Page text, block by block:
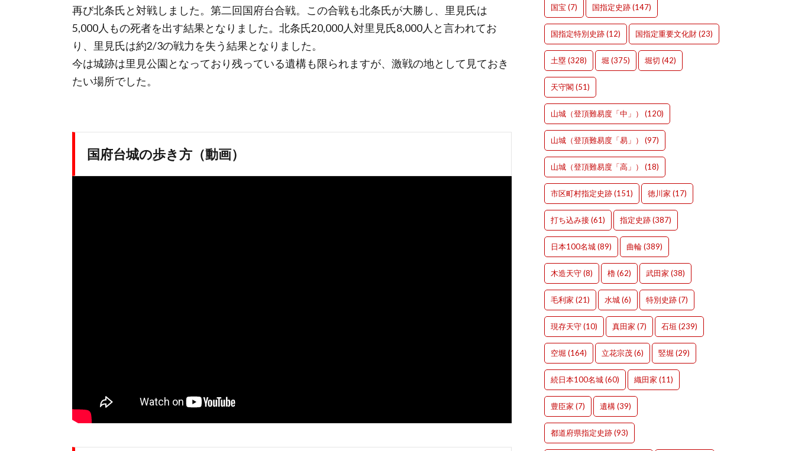
再び北条氏と対戦しました。第二回国府台合戦。この合戦も北条氏が大勝し、里見氏は
5,000人もの死者を出す結果となりました。北条氏20,000人対里見氏8,000人と言われてお
り、里見氏は約2/3の戦力を失う結果となりました。
今は城跡は里見公園となっており残っている遺構も限られますが、激戦の地として見ておき
たい場所でした。
国府台城の歩き方（動画）
国宝 (7) 国指定史跡(147)
国指定特別史跡(12) 国指定重要文化財(23)
土塁 (328) 堀 (375) 堀切 (42)
天守閣(51)
山城（登頂難易度「中」） (120)
山城（登頂難易度「易」） (97)
山城（登頂難易度「高」） (18)
市区町村指定史跡(151) 徳川家 (17)
打ち込み接(61) 指定史跡(387)
日本100名城(89) 曲輪(389)
木造天守(8) 櫓(62) 武田家 (38)
毛利家 (21) 水城(6) 特別史跡(7)
現存天守(10) 真田家 (7) 石垣 (239)
空堀 (164) 立花宗茂(6) 竪堀 (29)
続日本100名城(60) 織田家 (11)
豊臣家 (7) 遺構(39)
都道府県指定史跡(93)